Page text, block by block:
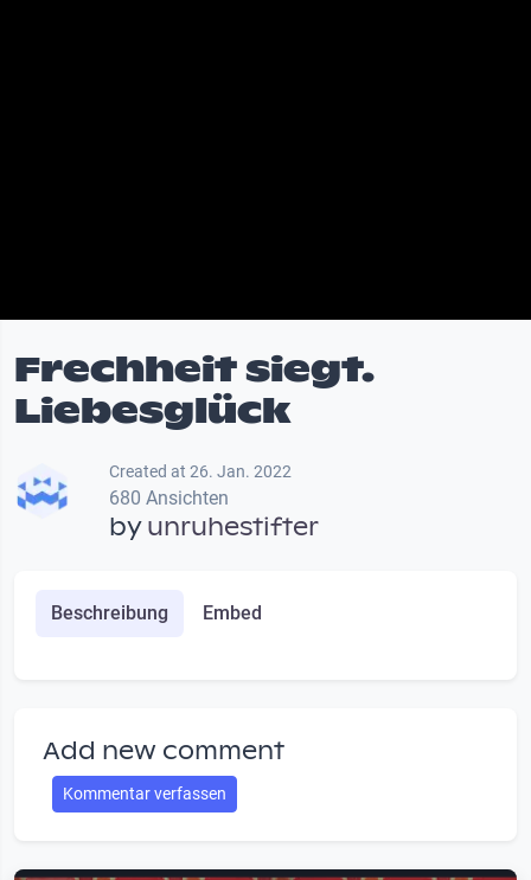
Frechheit siegt.
Liebesglück
Created at 26. Jan. 2022
680 Ansichten
byunruhestifter
Beschreibung Embed
Add new comment
Kommentar verfassen